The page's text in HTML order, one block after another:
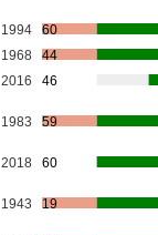
1994
60
1968
44
2016 46
1983 59
2018 60
1943 19